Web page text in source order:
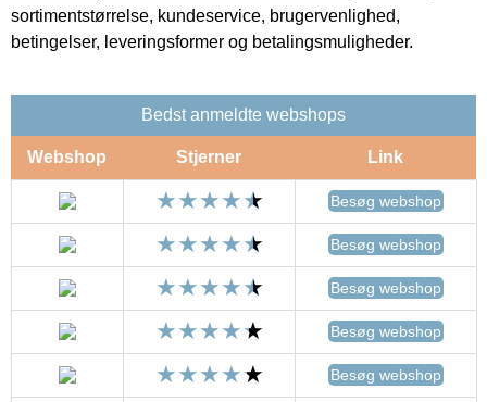
sortimentstørrelse, kundeservice, brugervenlighed,
betingelser, leveringsformer og betalingsmuligheder.
Bedst anmeldte webshops
Webshop Stjerner Link
Besøg webshop
Besøg webshop
Besøg webshop
Besøg webshop
Besøg webshop